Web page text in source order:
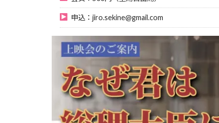
申込：jiro.sekine@gmail.com